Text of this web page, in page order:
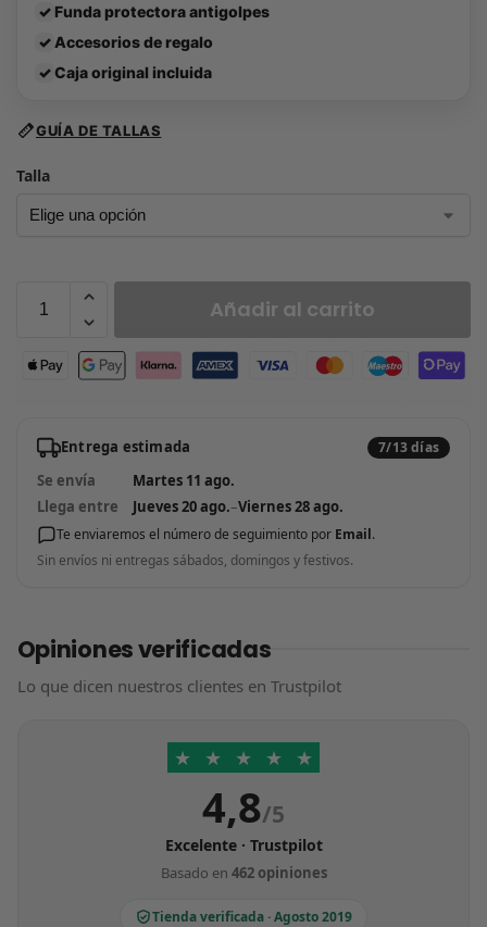
✓ Funda protectora antigolpes
✓ Accesorios de regalo
✓Caja original incluida
GUÍA DE TALLAS
Talla
Añadir al carrito
Entrega estimada 7/13 días
Se envía
Martes 11 ago.
Llega entre
Jueves 20 ago.–Viernes 28 ago.
Te enviaremos el número de seguimiento por Email.
Sin envíos ni entregas sábados, domingos y festivos.
Opiniones verificadas
Lo que dicen nuestros clientes en Trustpilot
★ ★ ★ ★ ★
4,8/5
Excelente · Trustpilot
Basado en 462 opiniones
Tienda verificada · Agosto 2019